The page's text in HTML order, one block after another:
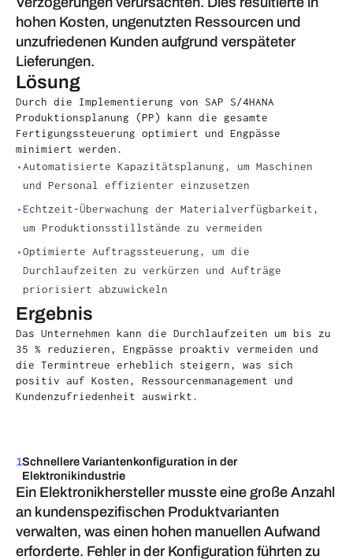
hohen Kosten, ungenutzten Ressourcen und
unzufriedenen Kunden aufgrund verspäteter
Lieferungen.
Lösung
Durch die Implementierung von SAP S/4HANA
Produktionsplanung (PP) kann die gesamte
Fertigungssteuerung optimiert und Engpässe
minimiert werden.
Automatisierte Kapazitätsplanung, um Maschinen
und Personal effizienter einzusetzen
Echtzeit-Überwachung der Materialverfügbarkeit,
um Produktionsstillstände zu vermeiden
Optimierte Auftragssteuerung, um die
Durchlaufzeiten zu verkürzen und Aufträge
priorisiert abzuwickeln
Ergebnis
Das Unternehmen kann die Durchlaufzeiten um bis zu
35 % reduzieren, Engpässe proaktiv vermeiden und
die Termintreue erheblich steigern, was sich
positiv auf Kosten, Ressourcenmanagement und
Kundenzufriedenheit auswirkt.
1Schnellere Variantenkonfiguration in der
Elektronikindustrie
Ein Elektronikhersteller musste eine große Anzahl
an kundenspezifischen Produktvarianten
verwalten, was einen hohen manuellen Aufwand
erforderte. Fehler in der Konfiguration führten zu